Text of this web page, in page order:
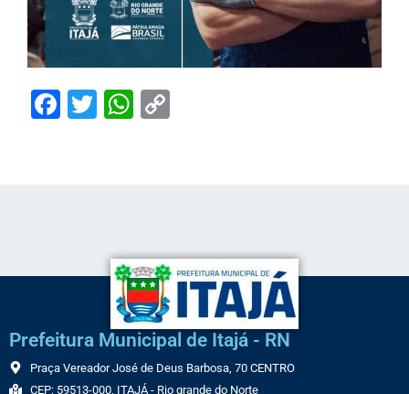
Facebook
TwitterWhatsApp
Prefeitura Municipal de Itajá - RN
Praça Vereador José de Deus Barbosa, 70 CENTRO
CEP: 59513-000, ITAJÁ - Rio grande do Norte